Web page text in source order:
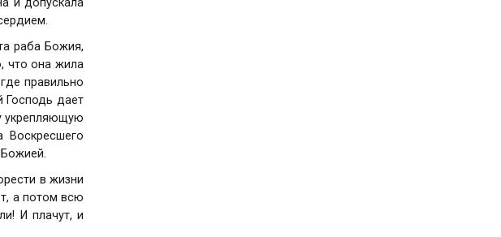
и допускала
раба Божия,
что она жила
правильно
Господь дает
укрепляющую
в жизни
а потом всю
И плачут, и